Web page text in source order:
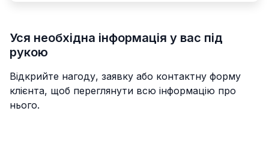
Уся необхідна інформація у вас під
рукою
Відкрийте нагоду, заявку або контактну форму
клієнта, щоб переглянути всю інформацію про
нього.